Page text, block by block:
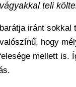
teli
iránt
hogy
mellett is.